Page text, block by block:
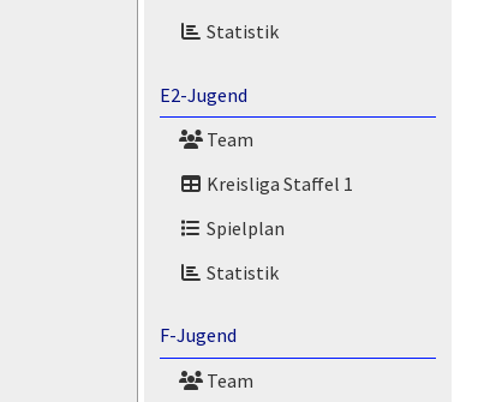
Statistik
E2-Jugend
Team
Kreisliga Staffel 1
Spielplan
Statistik
F-Jugend
Team